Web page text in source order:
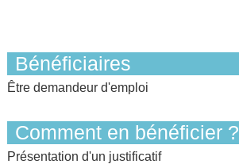
Bénéficiaires
Être demandeur d'emploi
Comment en bénéficier ?
Présentation d'un justificatif